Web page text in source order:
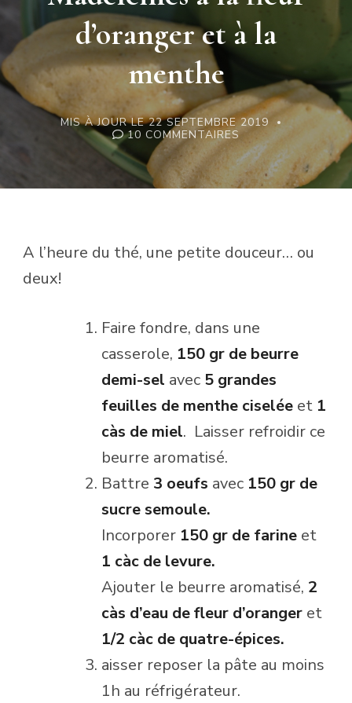
d’oranger et à la
menthe
MIS À JOUR LE22 SEPTEMBRE 2019
10 COMMENTAIRESSUR
GOURMANDISES:
MADELEINES
À
LA
LA
MENTHE
A l’heure du thé, une petite douceur… ou
deux!
Faire fondre, dans une
casserole, 150 gr de beurre
demi-sel avec 5 grandes
feuilles de menthe ciselée et 1
càs de miel. Laisser refroidir ce
beurre aromatisé.
Battre 3 oeufs avec 150 gr de
sucre semoule.
Incorporer 150 gr de farine et
1 càc de levure.
Ajouter le beurre aromatisé, 2
càs d’eau de fleur d’oranger et
1/2 càc de quatre-épices.
aisser reposer la pâte au moins
1h au réfrigérateur.